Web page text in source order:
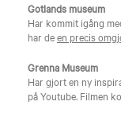
Gotlands museum
Har kommit igång
har deen precis
Grenna Museum
Har gjort en ny
på Youtube. Filmen